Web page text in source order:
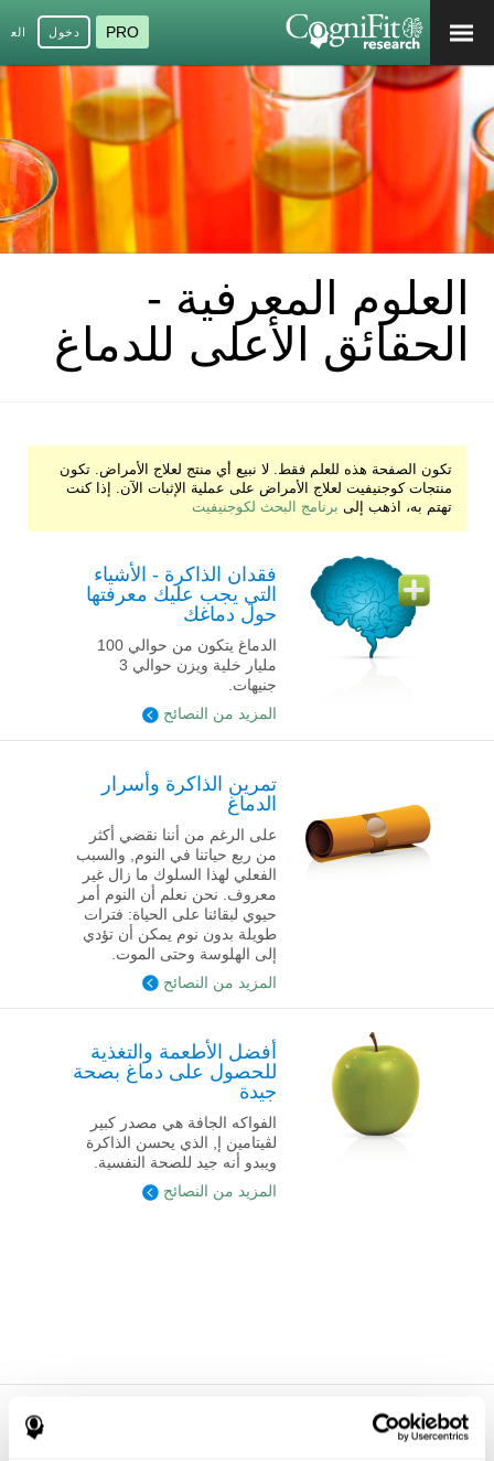
PRO دخول
العلوم المعرفية -
الحقائق الأعلى للدماغ
تكون الصفحة هذه للعلم فقط. لا نبيع أي منتج لعلاج الأمراض. تكون
منتجات كوجنيفيت لعلاج الأمراض على عملية الإثبات الآن. إذا كنت
تهتم به، اذهب إلى برنامج البحث لكوجنيفيت
أفضل الأطعمة والتغذية
للحصول على دماغ بصحة
جيدة
الفواكه الجافة هي مصدر كبير
لڤيتامين إ, الذي يحسن الذاكرة
ويبدو أنه جيد للصحة النفسية.
المزيد من النصائح
تمرين الذاكرة وأسرار
الدماغ
على الرغم من أننا نقضي أكثر
من ربع حياتنا في النوم, والسبب
الفعلي لهذا السلوك ما زال غير
معروف. نحن نعلم أن النوم أمر
حيوي لبقائنا على الحياة: فترات
طويلة بدون نوم يمكن أن تؤدي
إلى الهلوسة وحتى الموت.
المزيد من النصائح
فقدان الذاكرة - الأشياء
التي يجب عليك معرفتها
حول دماغك
الدماغ يتكون من حوالي 100
مليار خلية ويزن حوالي 3
جنيهات.
المزيد من النصائح